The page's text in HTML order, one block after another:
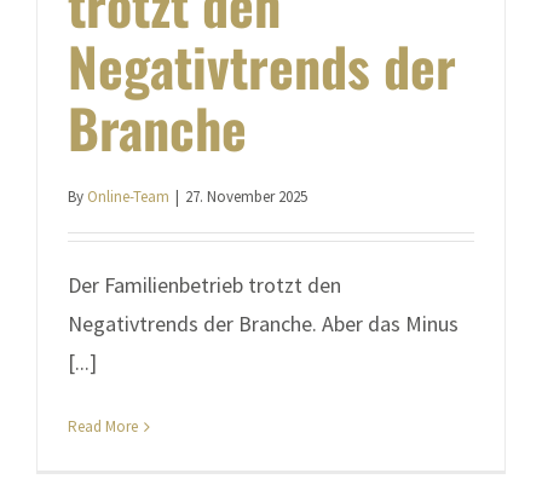
Negativtrends der
Branche
By Online-Team | 27. November 2025
Der Familienbetrieb trotzt den
Negativtrends der Branche. Aber das Minus
[...]
Read More